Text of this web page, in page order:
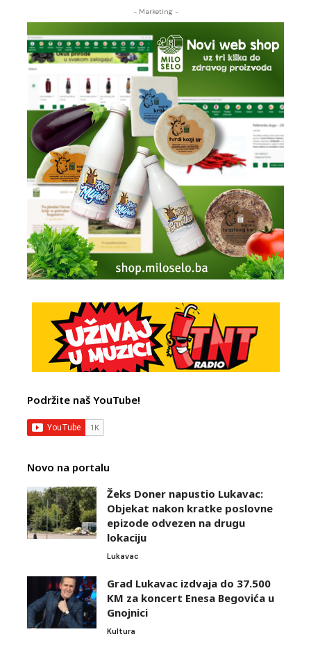
- Marketing -
Podržite naš YouTube!
Novo na portalu
Žeks Doner napustio Lukavac:
Objekat nakon kratke poslovne
epizode odvezen na drugu
lokaciju
Lukavac
Grad Lukavac izdvaja do 37.500
KM za koncert Enesa Begovića u
Gnojnici
Kultura